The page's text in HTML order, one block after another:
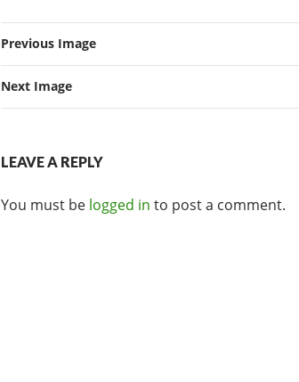
e
b
o
o
k
er e
Previous Image
Next Image
LEAVE A REPLY
You must be logged in to post a comment.